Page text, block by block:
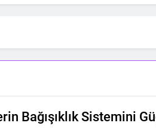
Bağışıklık Sistemini